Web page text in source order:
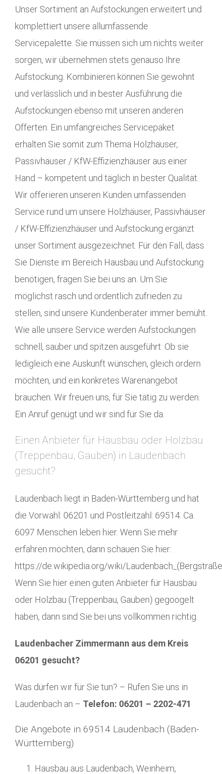
Unser Sortiment an Aufstockungen erweitert und
komplettiert unsere allumfassende
Servicepalette. Sie müssen sich um nichts weiter
sorgen, wir übernehmen stets genauso Ihre
Aufstockung. Kombinieren können Sie gewohnt
und verlässlich und in bester Ausführung die
Aufstockungen ebenso mit unseren anderen
Offerten. Ein umfangreiches Servicepaket
erhalten Sie somit zum Thema Holzhäuser,
Passivhäuser / KfW-Effizienzhäuser aus einer
Hand – kompetent und täglich in bester Qualität.
Wir offerieren unseren Kunden umfassenden
Service rund um unsere Holzhäuser, Passivhäuser
/ KfW-Effizienzhäuser und Aufstockung ergänzt
unser Sortiment ausgezeichnet. Für den Fall, dass
Sie Dienste im Bereich Hausbau und Aufstockung
benötigen, fragen Sie bei uns an. Um Sie
möglichst rasch und ordentlich zufrieden zu
stellen, sind unsere Kundenberater immer bemüht.
Wie alle unsere Service werden Aufstockungen
schnell, sauber und spitzen ausgeführt: Ob sie
ledigleich eine Auskunft wünschen, gleich ordern
möchten, und ein konkretes Warenangebot
brauchen. Wir freuen uns, für Sie tätig zu werden.
Ein Anruf genügt und wir sind für Sie da.
Einen Anbieter für Hausbau oder Holzbau
(Treppenbau, Gauben) in Laudenbach
gesucht?
Laudenbach liegt in Baden-Württemberg und hat
die Vorwahl: 06201 und Postleitzahl: 69514. Ca.
6097 Menschen leben hier. Wenn Sie mehr
erfahren möchten, dann schauen Sie hier:
https://de.wikipedia.org/wiki/
Wenn Sie hier einen guten Anbieter für Hausbau
oder Holzbau (Treppenbau, Gauben) gegoogelt
haben, dann sind Sie bei uns vollkommen richtig.
Laudenbacher Zimmermann aus dem Kreis
06201 gesucht?
Was dürfen wir für Sie tun? – Rufen Sie uns in
Laudenbach an – Telefon: 06201 – 2202-471
Die Angebote in 69514 Laudenbach (Baden-
Württemberg)
Hausbau aus Laudenbach, Weinheim,